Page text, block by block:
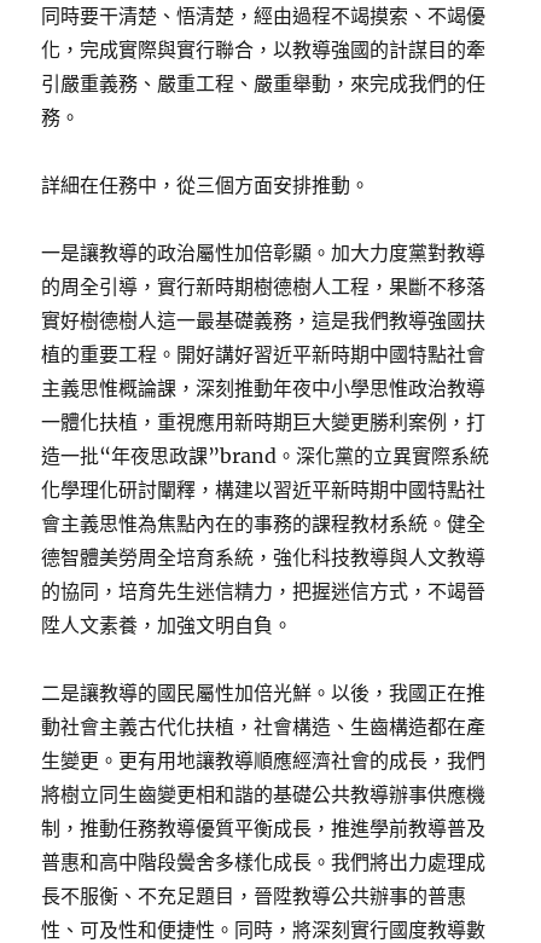
同時要干清楚、悟清楚，經由過程不竭摸索、不竭優
化，完成實際與實行聯合，以教導強國的計謀目的牽
引嚴重義務、嚴重工程、嚴重舉動，來完成我們的任
務。
詳細在任務中，從三個方面安排推動。
一是讓教導的政治屬性加倍彰顯。加大力度黨對教導
的周全引導，實行新時期樹德樹人工程，果斷不移落
實好樹德樹人這一最基礎義務，這是我們教導強國扶
植的重要工程。開好講好習近平新時期中國特點社會
主義思惟概論課，深刻推動年夜中小學思惟政治教導
一體化扶植，重視應用新時期巨大變更勝利案例，打
造一批“年夜思政課”brand。深化黨的立異實際系統
化學理化研討闡釋，構建以習近平新時期中國特點社
會主義思惟為焦點內在的事務的課程教材系統。健全
德智體美勞周全培育系統，強化科技教導與人文教導
的協同，培育先生迷信精力，把握迷信方式，不竭晉
陞人文素養，加強文明自負。
二是讓教導的國民屬性加倍光鮮。以後，我國正在推
動社會主義古代化扶植，社會構造、生齒構造都在產
生變更。更有用地讓教導順應經濟社會的成長，我們
將樹立同生齒變更相和諧的基礎公共教導辦事供應機
制，推動任務教導優質平衡成長，推進學前教導普及
普惠和高中階段黌舍多樣化成長。我們將出力處理成
長不服衡、不充足題目，晉陞教導公共辦事的普惠
性、可及性和便捷性。同時，將深刻實行國度教導數